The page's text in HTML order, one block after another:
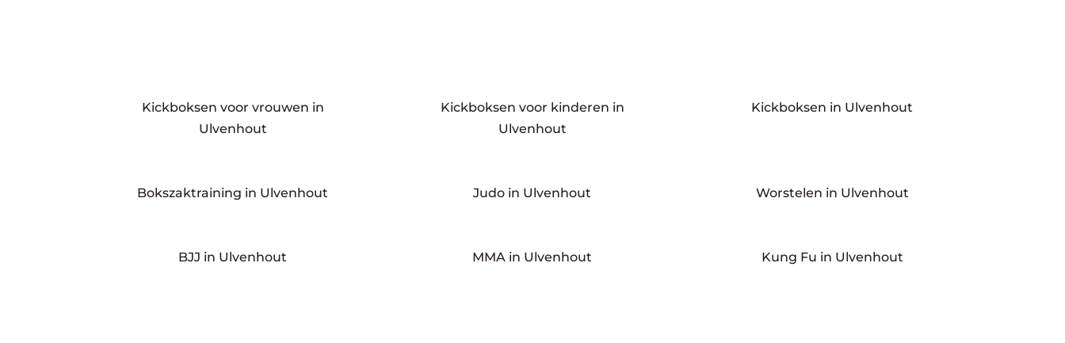
Kickboksen voor vrouwen in
Ulvenhout
Kickboksen voor kinderen in
Ulvenhout
Kickboksen in Ulvenhout
Bokszaktraining in Ulvenhout Judo in Ulvenhout Worstelen in Ulvenhout
BJJ in Ulvenhout MMA in Ulvenhout Kung Fu in Ulvenhout